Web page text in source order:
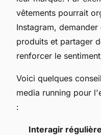
vêtements pourrait
Instagram,
produits et partager
renforcer le
Voici quelques
media running pour
:
Interagir